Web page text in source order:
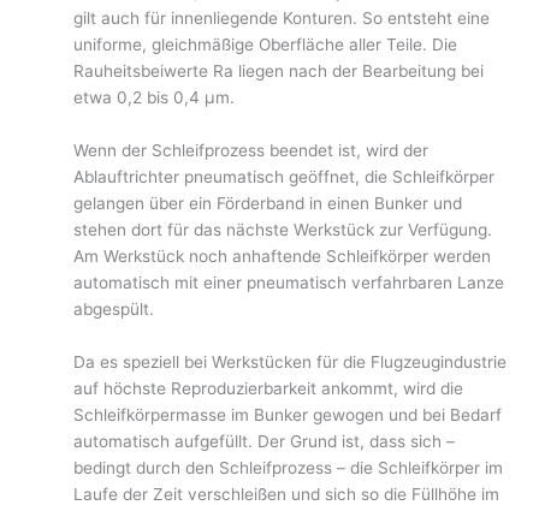
gilt auch für innenliegende Konturen. So entsteht eine
uniforme, gleichmäßige Oberfläche aller Teile. Die
Rauheitsbeiwerte Ra liegen nach der Bearbeitung bei
etwa 0,2 bis 0,4 µm.
Wenn der Schleifprozess beendet ist, wird der
Ablauftrichter pneumatisch geöffnet, die Schleifkörper
gelangen über ein Förderband in einen Bunker und
stehen dort für das nächste Werkstück zur Verfügung.
Am Werkstück noch anhaftende Schleifkörper werden
automatisch mit einer pneumatisch verfahrbaren Lanze
abgespült.
Da es speziell bei Werkstücken für die Flugzeugindustrie
auf höchste Reproduzierbarkeit ankommt, wird die
Schleifkörpermasse im Bunker gewogen und bei Bedarf
automatisch aufgefüllt. Der Grund ist, dass sich –
bedingt durch den Schleifprozess – die Schleifkörper im
Laufe der Zeit verschleißen und sich so die Füllhöhe im